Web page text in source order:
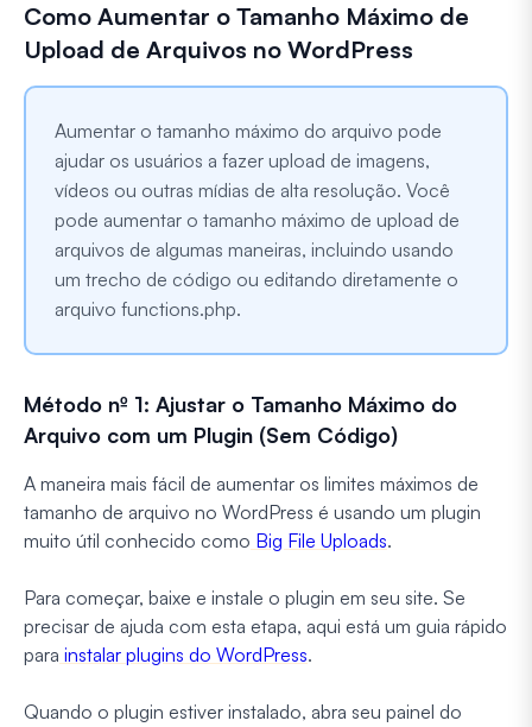
Como Aumentar o Tamanho Máximo de
Upload de Arquivos no WordPress
Aumentar o tamanho máximo do arquivo pode
ajudar os usuários a fazer upload de imagens,
vídeos ou outras mídias de alta resolução. Você
pode aumentar o tamanho máximo de upload de
arquivos de algumas maneiras, incluindo usando
um trecho de código ou editando diretamente o
arquivo functions.php.
Método nº 1: Ajustar o Tamanho Máximo do
Arquivo com um Plugin (Sem Código)
A maneira mais fácil de aumentar os limites máximos de
tamanho de arquivo no WordPress é usando um plugin
muito útil conhecido como Big File Uploads.
Para começar, baixe e instale o plugin em seu site. Se
precisar de ajuda com esta etapa, aqui está um guia rápido
para instalar plugins do WordPress.
Quando o plugin estiver instalado, abra seu painel do